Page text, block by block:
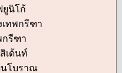
นิโก้
ทพกรีฑา
กรีฑา
เด้นท์
นโบราณ